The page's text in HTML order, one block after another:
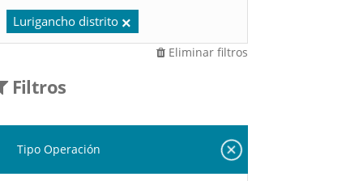
Lurigancho distrito
Eliminar filtros
Filtros
Tipo Operación